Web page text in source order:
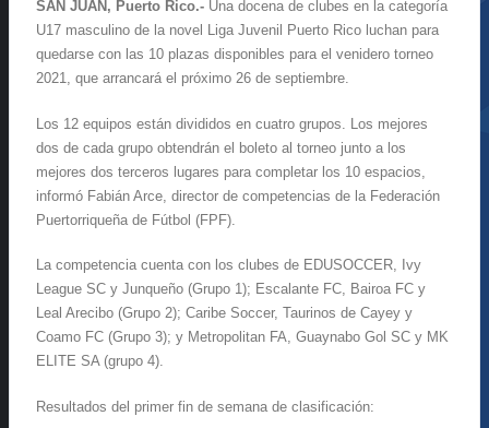
SAN JUAN, Puerto Rico.- Una docena de clubes en la categoría
U17 masculino de la novel Liga Juvenil Puerto Rico luchan para
quedarse con las 10 plazas disponibles para el venidero torneo
2021, que arrancará el próximo 26 de septiembre.
Los 12 equipos están divididos en cuatro grupos. Los mejores
dos de cada grupo obtendrán el boleto al torneo junto a los
mejores dos terceros lugares para completar los 10 espacios,
informó Fabián Arce, director de competencias de la Federación
Puertorriqueña de Fútbol (FPF).
La competencia cuenta con los clubes de EDUSOCCER, Ivy
League SC y Junqueño (Grupo 1); Escalante FC, Bairoa FC y
Leal Arecibo (Grupo 2); Caribe Soccer, Taurinos de Cayey y
Coamo FC (Grupo 3); y Metropolitan FA, Guaynabo Gol SC y MK
ELITE SA (grupo 4).
Resultados del primer fin de semana de clasificación: